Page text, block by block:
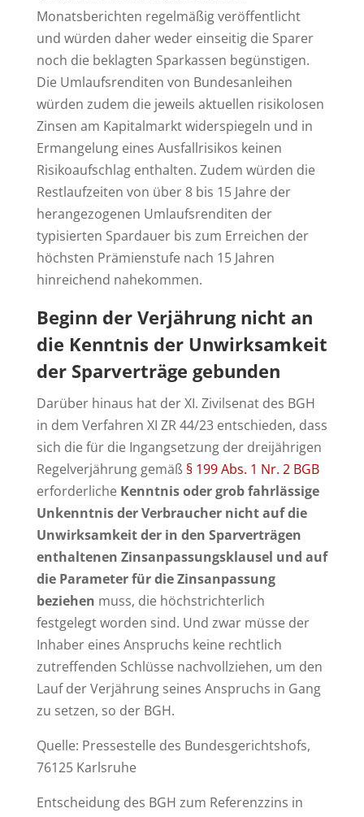
Monatsberichten regelmäßig veröffentlicht
und würden daher weder einseitig die Sparer
noch die beklagten Sparkassen begünstigen.
Die Umlaufsrenditen von Bundesanleihen
würden zudem die jeweils aktuellen risikolosen
Zinsen am Kapitalmarkt widerspiegeln und in
Ermangelung eines Ausfallrisikos keinen
Risikoaufschlag enthalten. Zudem würden die
Restlaufzeiten von über 8 bis 15 Jahre der
herangezogenen Umlaufsrenditen der
typisierten Spardauer bis zum Erreichen der
höchsten Prämienstufe nach 15 Jahren
hinreichend nahekommen.
Beginn der Verjährung nicht an
die Kenntnis der Unwirksamkeit
der Sparverträge gebunden
Darüber hinaus hat der XI. Zivilsenat des BGH
in dem Verfahren XI ZR 44/23 entschieden, dass
sich die für die Ingangsetzung der dreijährigen
Regelverjährung gemäß § 199 Abs. 1 Nr. 2 BGB
erforderliche Kenntnis oder grob fahrlässige
Unkenntnis der Verbraucher nicht auf die
Unwirksamkeit der in den Sparverträgen
enthaltenen Zinsanpassungsklausel und auf
die Parameter für die Zinsanpassung
beziehen muss, die höchstrichterlich
festgelegt worden sind. Und zwar müsse der
Inhaber eines Anspruchs keine rechtlich
zutreffenden Schlüsse nachvollziehen, um den
Lauf der Verjährung seines Anspruchs in Gang
zu setzen, so der BGH.
Quelle: Pressestelle des Bundesgerichtshofs,
76125 Karlsruhe
Entscheidung des BGH zum Referenzzins in